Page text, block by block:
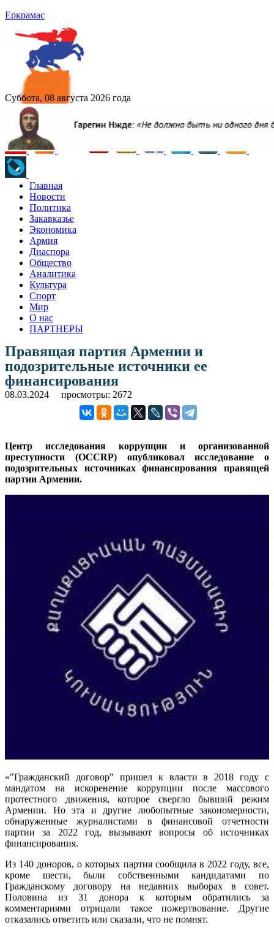
Еркрамас
Суббота, 08 августа 2026 года
Главная
Новости
Политика
Закавказье
Экономика
Армия
Диаспора
Общество
Аналитика
Культура
Спорт
Мир
О нас
ПАРТНЕРЫ
Правящая партия Армении и
подозрительные источники ее
финансирования
08.03.2024 просмотры: 2672
Центр исследования коррупции и организованной
преступности (OCCRP) опубликовал исследование о
подозрительных источниках финансирования правящей
партии Армении.
«"Гражданский договор" пришел к власти в 2018 году с
мандатом на искоренение коррупции после массового
протестного движения, которое свергло бывший режим
Армении. Но эта и другие любопытные закономерности,
обнаруженные журналистами в финансовой отчетности
партии за 2022 год, вызывают вопросы об источниках
финансирования.
Из 140 доноров, о которых партия сообщила в 2022 году, все,
кроме шести, были собственными кандидатами по
Гражданскому договору на недавних выборах в совет.
Половина из 31 донора к которым обратились за
комментариями отрицали такое пожертвование. Другие
отказались ответить или сказали, что не помнят.